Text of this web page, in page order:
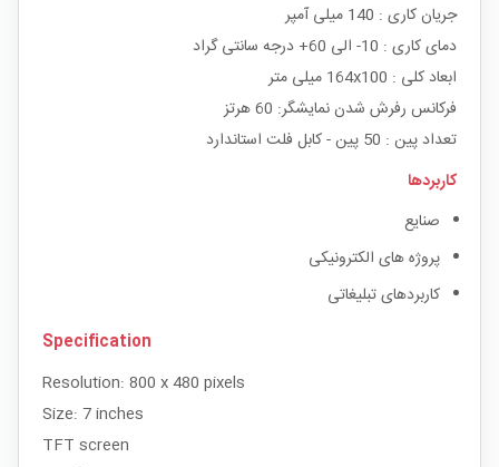
جریان کاری : 140 میلی آمپر
دمای کاری : 10- الی 60+ درجه سانتی گراد
ابعاد کلی : 164x100 میلی متر
فرکانس رفرش شدن نمایشگر: 60 هرتز
تعداد پین : 50 پین - کابل فلت استاندارد
کاربردها
صنایع
پروژه های الکترونیکی
کاربردهای تبلیغاتی
Specification
Resolution: 800 x 480 pixels
Size: 7 inches
TFT screen